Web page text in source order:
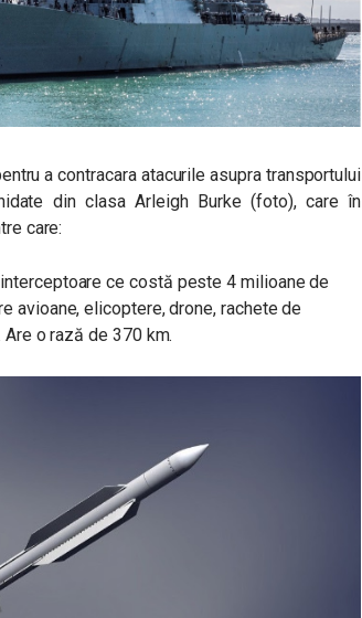
a contracara atacurile asupra transportului
din clasa Arleigh Burke (foto), care în
care:
ce costă peste 4 milioane de
avioane, elicoptere, drone, rachete de
o rază de 370 km.